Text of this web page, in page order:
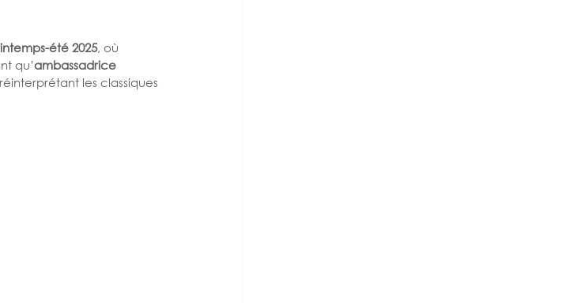
été 2025, où
qu’ambassadrice
les classiques